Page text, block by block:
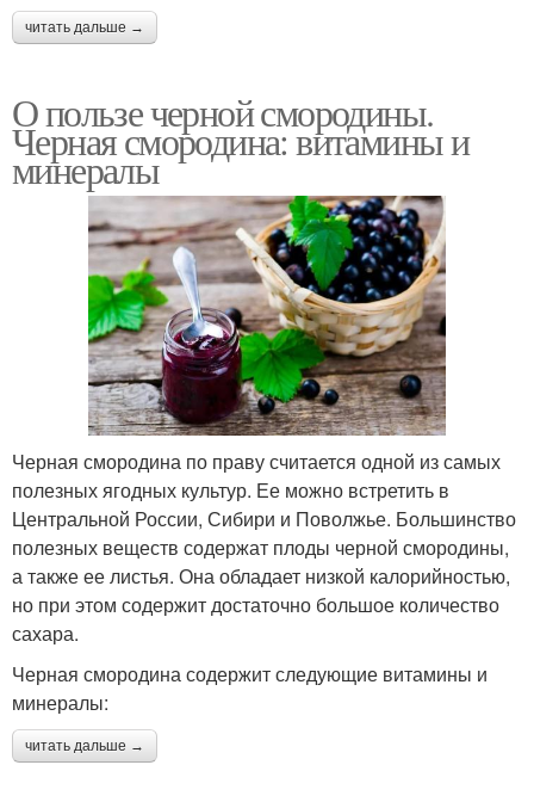
читать дальше →
О пользе черной смородины.
Черная смородина: витамины и
минералы
Черная смородина по праву считается одной из самых
полезных ягодных культур. Ее можно встретить в
Центральной России, Сибири и Поволжье. Большинство
полезных веществ содержат плоды черной смородины,
а также ее листья. Она обладает низкой калорийностью,
но при этом содержит достаточно большое количество
сахара.
Черная смородина содержит следующие витамины и
минералы:
читать дальше →